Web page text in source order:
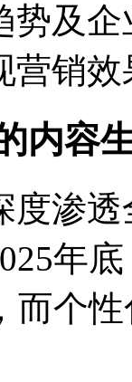
势及
营销
内容
度渗
年
而个